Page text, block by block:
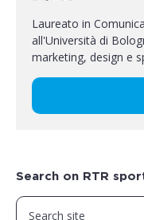
Laureato in
all'Università di
marketing, design e
Search on RTR